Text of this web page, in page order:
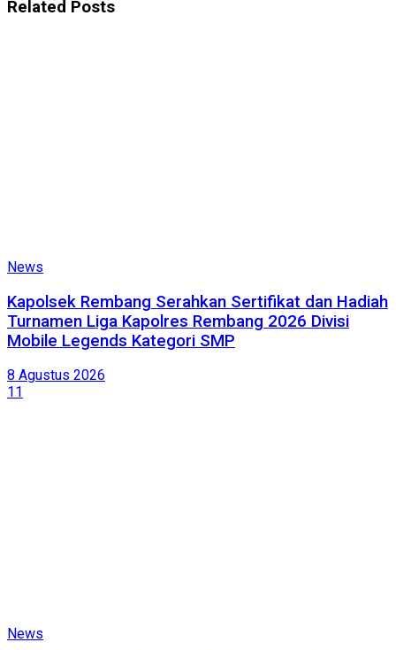
Related Posts
News
Kapolsek Rembang Serahkan Sertifikat dan Hadiah
Turnamen Liga Kapolres Rembang 2026 Divisi
Mobile Legends Kategori SMP
8 Agustus 2026
11
News